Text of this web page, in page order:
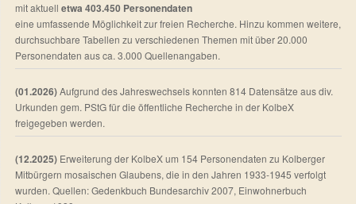
mit aktuell etwa 403.450 Personendaten
eine umfassende Möglichkeit zur freien Recherche. Hinzu kommen weitere,
durchsuchbare Tabellen zu verschiedenen Themen mit über 20.000
Personendaten aus ca. 3.000 Quellenangaben.
(01.2026)Aufgrund des Jahreswechsels konnten 814 Datensätze aus div.
Urkunden gem. PStG für die öffentliche Recherche in der KolbeX
freigegeben werden.
(12.2025) Erweiterung der KolbeX um 154 Personendaten zu Kolberger
Mitbürgern mosaischen Glaubens, die in den Jahren 1933-1945 verfolgt
wurden. Quellen: Gedenkbuch Bundesarchiv 2007, Einwohnerbuch